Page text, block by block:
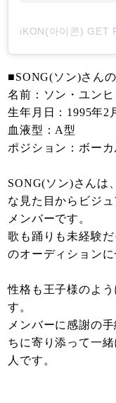
■SONG(ソン)さん
名前：ソン・ユン
生年月日：1995年2
血液型：A型
ポジション：ボーカ
SONG(ソン)さんは
な見た目からビジ
メンバーです。
歌も踊りも未経験
のオーディション
性格も王子様のよ
す。
メンバーに感謝の
ちに寄り添って一
人です。